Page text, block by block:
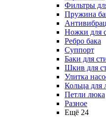
Фильтры
Пружина
Ножки для
Ребро бака
Суппорт
Баки для
Шкив для
Улитка
Кольца для
Петли люка
Разное
Ещё 24